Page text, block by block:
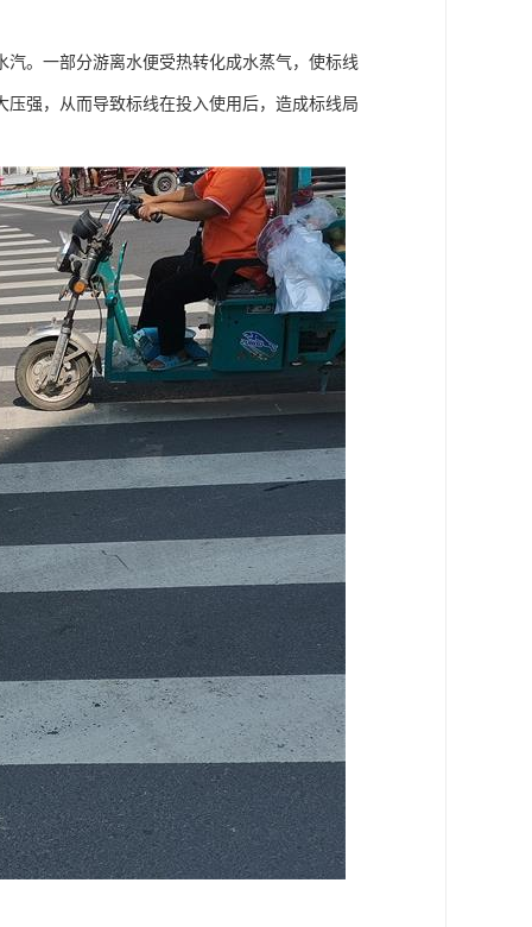
。一部分游离水便受热转化成水蒸气，使标线
强，从而导致标线在投入使用后，造成标线局